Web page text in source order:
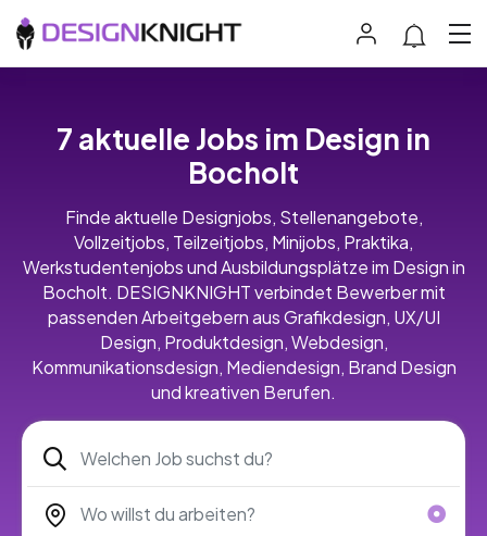
7 aktuelle Jobs im Design in
Bocholt
Finde aktuelle Designjobs, Stellenangebote,
Vollzeitjobs, Teilzeitjobs, Minijobs, Praktika,
Werkstudentenjobs und Ausbildungsplätze im Design in
Bocholt. DESIGNKNIGHT verbindet Bewerber mit
passenden Arbeitgebern aus Grafikdesign, UX/UI
Design, Produktdesign, Webdesign,
Kommunikationsdesign, Mediendesign, Brand Design
und kreativen Berufen.